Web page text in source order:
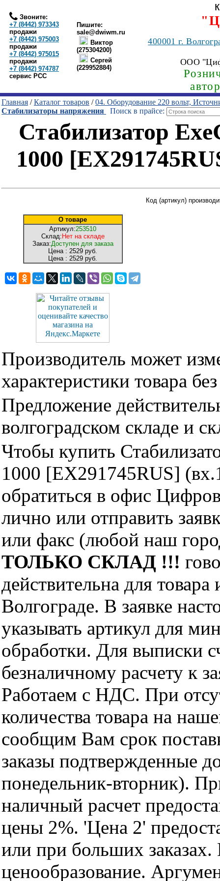
Звоните:
+7 (8442) 973343
продажи
+7 (8442) 975003
продажи
+7 (8442) 975015
продажи
+7 (8442) 974787
сервис РСС
Пишите:
sale@dwiwm.ru
Виктор
(275304200)
Сергей
(229952884)
400001г.
ООО
Главная /Каталог товаров /04. Оборудование 220 вольт,
Стабилизаторы напряжения
Поиск в прайсе:
Стабилизатор
1000
О товаре
Артикул:253510
Склад: Нет на складе
Заказ:Доступен для заказа
Цена : 2529 руб.
Цена : 2529 руб.
Код (артикул)
Производитель может
характеристики товара
Предложение
волгоградском складе и
Чтобы купить
1000 [EX291745RUS]
обратиться в офис
лично или отправить
или факс (любой наш
ТОЛЬКО СКЛАД !!!
действительна для
Волгограде. В заявке
указывать артикул для
обработки. Для выписки
безналичному расчету к
Работаем с НДС. При
количества товара на
сообщим Вам срок
заказы подтвержденные
понедельник-вторник).
наличный расчет
цены 2%. 'Цена 2'
или при больших
ценообразование.